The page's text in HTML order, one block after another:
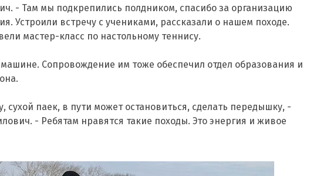
- Там мы подкрепились полдником, спасибо за организацию
Устроили встречу с учениками, рассказали о нашем походе.
мастер-класс по настольному теннису.
Сопровождение им тоже обеспечил отдел образования и
сухой паек, в пути может остановиться, сделать передышку, -
- Ребятам нравятся такие походы. Это энергия и живое